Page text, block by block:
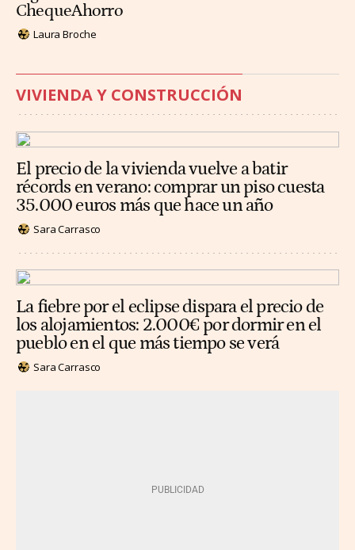
ChequeAhorro
Laura Broche
VIVIENDA Y CONSTRUCCIÓN
El precio de la vivienda vuelve a batir
récords en verano: comprar un piso cuesta
35.000 euros más que hace un año
Sara Carrasco
La fiebre por el eclipse dispara el precio de
los alojamientos: 2.000€ por dormir en el
pueblo en el que más tiempo se verá
Sara Carrasco